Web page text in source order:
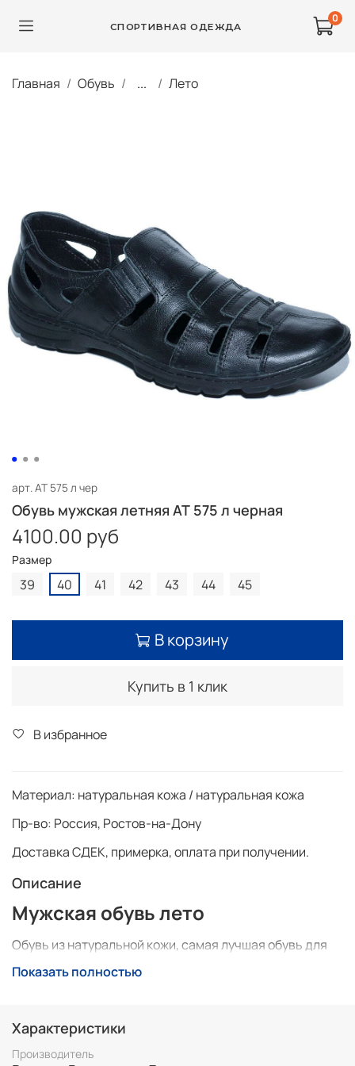
СПОРТИВНАЯ ОДЕЖДА
0
Главная Обувь ... Лето
арт.AT 575 л чер
Обувь мужская летняя AT 575 л черная
4100.00 руб
Размер
39 40 41 42 43 44 45
В корзину
Купить в 1 клик
В избранное
Материал: натуральная кожа / натуральная кожа
Пр-во: Россия, Ростов-на-Дону
Доставка СДЕК, примерка, оплата при получении.
Описание
Мужская обувь лето
Обувь из натуральной кожи, самая лучшая обувь для
практичность и стиль. Удобные, изностойкие.
Кроссовки из натуральной кожи
практичны, дышат
Показать полностью
Характеристики
Производитель